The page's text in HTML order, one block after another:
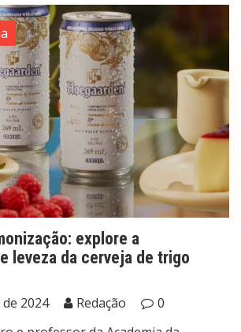
explore a
leveza da cerveja de trigo
2024 Redação
0